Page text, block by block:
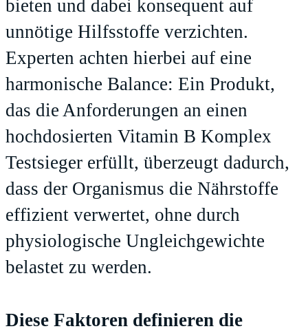
bieten und dabei konsequent auf
unnötige Hilfsstoffe verzichten.
Experten achten hierbei auf eine
harmonische Balance: Ein Produkt,
das die Anforderungen an einen
hochdosierten Vitamin B Komplex
Testsieger erfüllt, überzeugt dadurch,
dass der Organismus die Nährstoffe
effizient verwertet, ohne durch
physiologische Ungleichgewichte
belastet zu werden.
Diese Faktoren definieren die